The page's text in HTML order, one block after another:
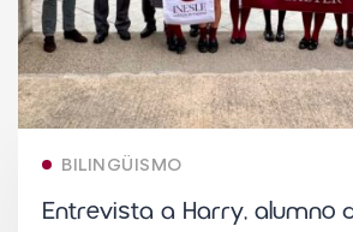
BILINGÜISMO
Entrevista a Harry, alumno